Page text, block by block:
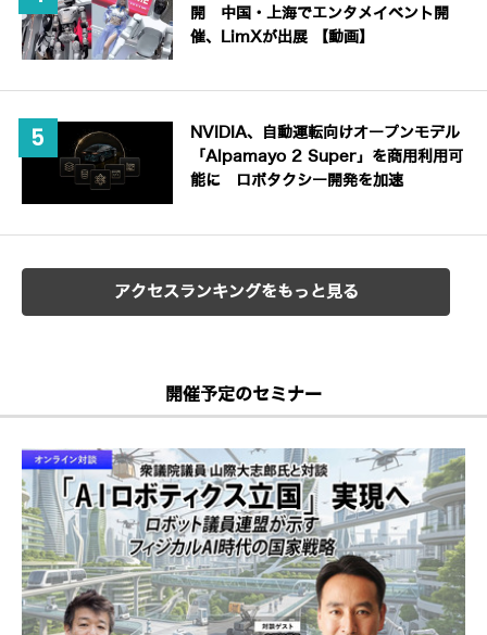
開 中国・上海でエンタメイベント開
催、LimXが出展 【動画】
NVIDIA、自動運転向けオープンモデル
「Alpamayo 2 Super」を商用利用可
能に ロボタクシー開発を加速
アクセスランキングをもっと見る
開催予定のセミナー